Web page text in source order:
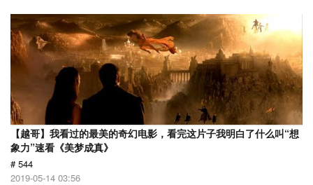
【越哥】我看过的最美的奇幻电影，看完这片子我明白了什么叫“想
象力”速看《美梦成真》
# 544
2019-05-14 03:56